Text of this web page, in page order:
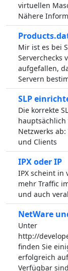
virtuellen
Nähere
Mir ist es bei
Serverchecks
aufgefallen,
Servern
SLP
Die korrekte
hauptsächlich
Netzwerks
und Clients
IPX oder IP
IPX scheint in
mehr Traffic
und auch
NetWare
Unter
http://
finden Sie
erfolgreich
Verfügbar